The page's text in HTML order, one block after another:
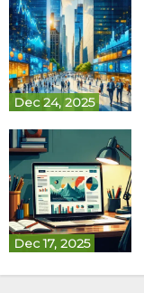
Dec 24, 2025
Dec 17, 2025